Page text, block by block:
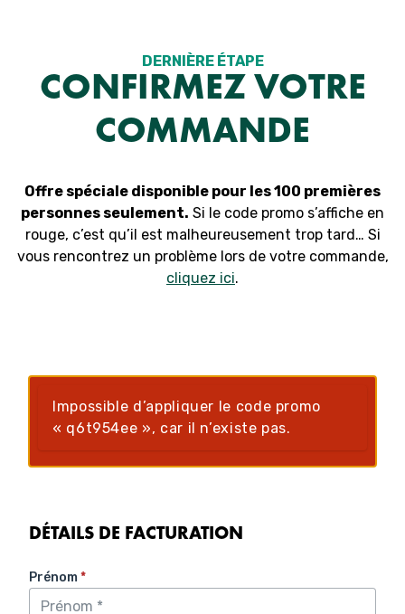
DERNIÈRE ÉTAPE
CONFIRMEZ VOTRE
COMMANDE
Offre spéciale disponible pour les 100 premières
personnes seulement. Si le code promo s’affiche en
rouge, c’est qu’il est malheureusement trop tard… Si
vous rencontrez un problème lors de votre commande,
cliquez ici.
Impossible d’appliquer le code promo
« q6t954ee », car il n’existe pas.
DÉTAILS DE FACTURATION
Prénom*